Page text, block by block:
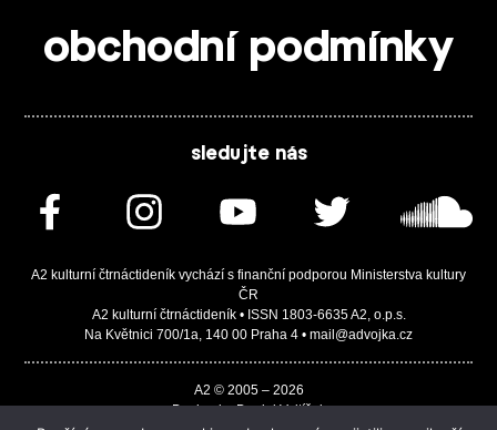
obchodní podmínky
sledujte nás
A2 kulturní čtrnáctideník vychází s finanční podporou Ministerstva kultury
ČR
A2 kulturní čtrnáctideník • ISSN 1803-6635 A2, o.p.s.
Na Květnici 700/1a, 140 00 Praha 4 • mail@advojka.cz
A2 © 2005 – 2026
Design by Daniel Vojtíšek